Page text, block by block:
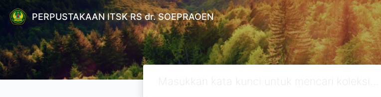
PERPUSTAKAAN ITSK RS dr. SOEPRAOEN